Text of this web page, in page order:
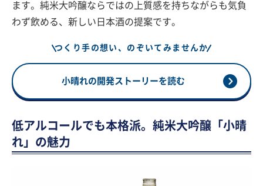
ます。純米大吟醸ならではの上質感を持ちながらも気負
わず飲める、新しい日本酒の提案です。
つくり手の想い、のぞいてみませんか
小晴れの開発ストーリーを読む
低アルコールでも本格派。純米大吟醸「小晴
れ」の魅力